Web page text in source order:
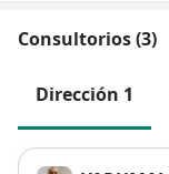
Consultorios (3)
Dirección 1